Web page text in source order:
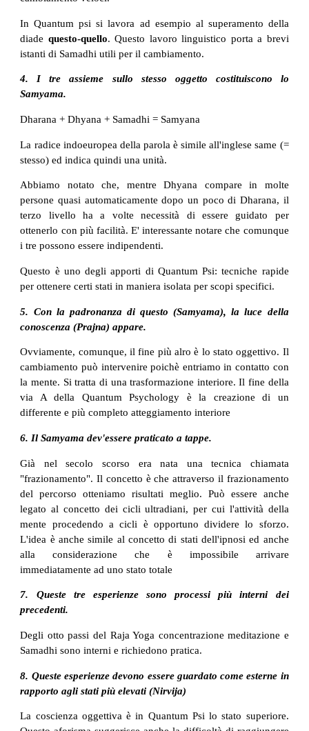
In Quantum psi si lavora ad esempio al superamento della
diade questo-quello. Questo lavoro linguistico porta a brevi
istanti di Samadhi utili per il cambiamento.
4. I tre assieme sullo stesso oggetto costituiscono lo
Samyama.
Dharana + Dhyana + Samadhi = Samyana
La radice indoeuropea della parola è simile all'inglese same (=
stesso) ed indica quindi una unità.
Abbiamo notato che, mentre Dhyana compare in molte
persone quasi automaticamente dopo un poco di Dharana, il
terzo livello ha a volte necessità di essere guidato per
ottenerlo con più facilità. E' interessante notare che comunque
i tre possono essere indipendenti.
Questo è uno degli apporti di Quantum Psi: tecniche rapide
per ottenere certi stati in maniera isolata per scopi specifici.
5. Con la padronanza di questo (Samyama), la luce della
conoscenza (Prajna) appare.
Ovviamente, comunque, il fine più alro è lo stato oggettivo. Il
cambiamento può intervenire poichè entriamo in contatto con
la mente. Si tratta di una trasformazione interiore. Il fine della
via A della Quantum Psychology è la creazione di un
differente e più completo atteggiamento interiore
6. Il Samyama dev'essere praticato a tappe.
Già nel secolo scorso era nata una tecnica chiamata
"frazionamento". Il concetto è che attraverso il frazionamento
del percorso otteniamo risultati meglio. Può essere anche
legato al concetto dei cicli ultradiani, per cui l'attività della
mente procedendo a cicli è opportuno dividere lo sforzo.
L'idea è anche simile al concetto di stati dell'ipnosi ed anche
alla considerazione che è impossibile arrivare
immediatamente ad uno stato totale
7. Queste tre esperienze sono processi più interni dei
precedenti.
Degli otto passi del Raja Yoga concentrazione meditazione e
Samadhi sono interni e richiedono pratica.
8. Queste esperienze devono essere guardato come esterne in
rapporto agli stati più elevati (Nirvija)
La coscienza oggettiva è in Quantum Psi lo stato superiore.